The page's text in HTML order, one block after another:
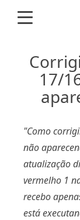
17/
"Como
não
atualização
vermelho 1
recebo
está